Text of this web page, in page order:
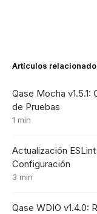
Artículos
Qase Mocha
de Pruebas
1 min
Actualización
Configuración
3 min
Qase WDIO v1.4.0: